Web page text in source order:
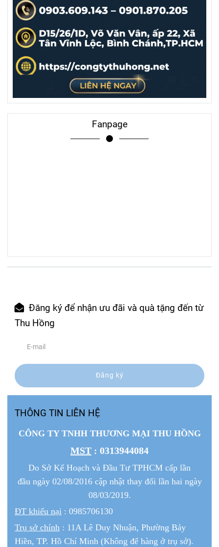
Fanpage
Đăng ký để nhận ưu đãi và quà tặng đến từ
Thu Hồng
Đăng ký
THÔNG TIN LIÊN HỆ
CÔNG TY TNHH THƯƠNG MẠI THU HỒNG
MST : 0313944084
Do Sở Kế Hoạch và Đầu Tư TPHCM cấp lần
đầu ngày 02/08/2016 cập nhật thay đổi lần hai ngày
08/03/2019.
ĐT khiếu nại : 0985706130
Trụ sở chính : 11A Lê Duy Nhuận, Phường Bảy
Hiền, TP. Hồ Chí Minh (Không để hàng ở trụ sở).